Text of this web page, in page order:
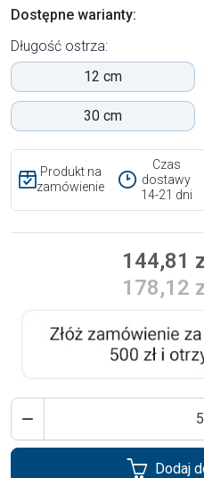
Dostępne warianty:
Długość ostrza:
12 cm
30 cm
Produkt na
zamówienie
Czas
dostawy
14-21 dni
144,81
178,12

Dodaj